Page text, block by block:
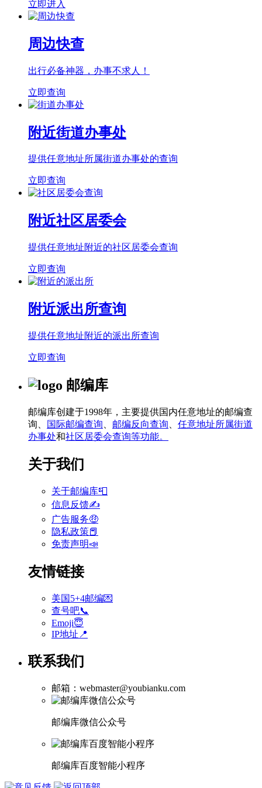
立即进入
周边快查
出行必备神器，办事不求人！
立即查询
附近街道办事处
提供任意地址所属街道办事处的查询
立即查询
附近社区居委会
提供任意地址附近的社区居委会查询
立即查询
附近派出所查询
提供任意地址附近的派出所查询
立即查询
邮编库
邮编库创建于1998年，主要提供国内任意地址的邮编查
询、
国际邮编查询 邮编反向查询
任意地址所属街道
办事处和社区居委会查询等功能。
关于我们
关于邮编库📮
信息反馈✍
广告服务🤑
隐私政策📕
免责声明📣
友情链接
美国5+4邮编💌
查号吧📞
Emoji😇
IP地址📍
联系我们
邮箱：webmaster@youbianku.com
邮编库微信公众号
邮编库百度智能小程序